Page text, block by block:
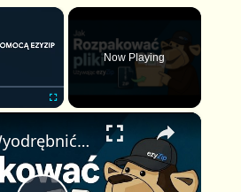
×
u
l
Now Playing
×
📦 Jak Wyodrębnić Pliki za Pomocą EzyZip Online Za Darmo | Bez Instalacji Oprogramowania